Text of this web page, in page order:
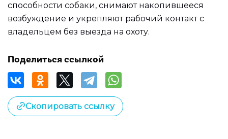
способности собаки, снимают накопившееся
возбуждение и укрепляют рабочий контакт с
владельцем без выезда на охоту.
Поделиться ссылкой
Скопировать ссылку